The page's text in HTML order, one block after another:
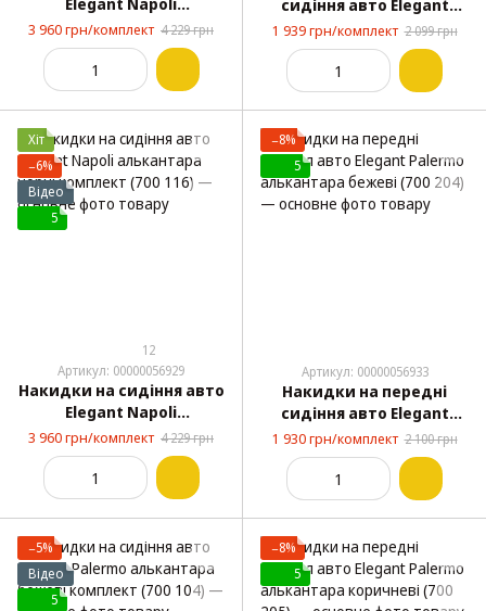
алькантара сірі
комплект (700 113)
3 960 грн/комплект 4 229 грн
сидіння авто Elegant
Napoli алькантара чорні
(700 216)
1 939 грн/комплект 2 099 грн
Хіт
−6%
Відео
5
12
Артикул: 00000056929
Накидки на сидіння авто
Elegant Napoli
алькантара чорні
комплект (700 116)
3 960 грн/комплект 4 229 грн
−8%
5
Артикул: 00000056933
Накидки на передні
сидіння авто Elegant
Palermo алькантара
бежеві (700 204)
1 930 грн/комплект 2 100 грн
−5%
Відео
5
−8%
5